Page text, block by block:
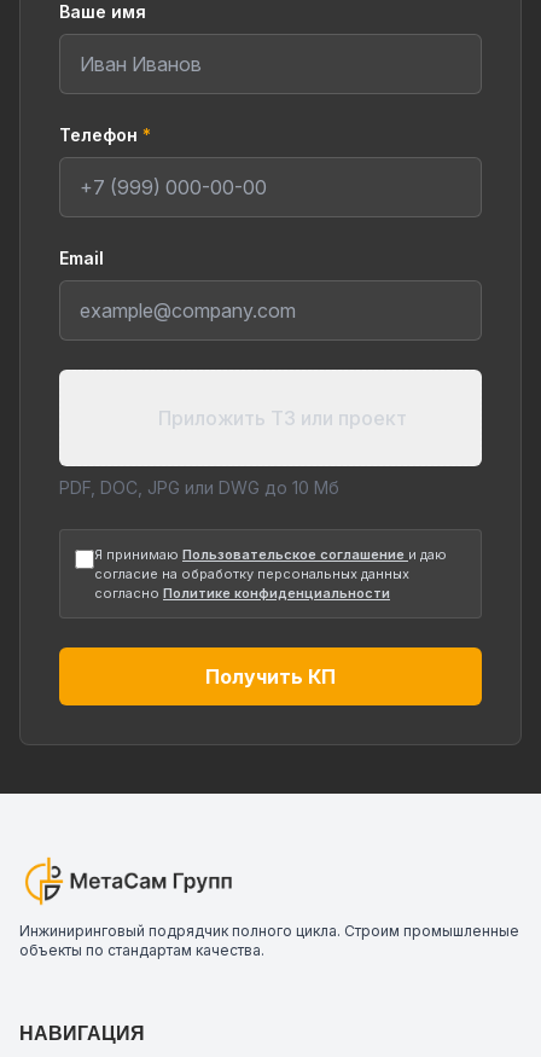
Ваше имя
Телефон *
Email
Приложить ТЗ или проект
PDF, DOC, JPG или DWG до 10 Мб
Я принимаю Пользовательское соглашение и даю
согласие на обработку персональных данных
согласно Политике конфиденциальности
Получить КП
Инжиниринговый подрядчик полного цикла. Строим промышленные
объекты по стандартам качества.
НАВИГАЦИЯ